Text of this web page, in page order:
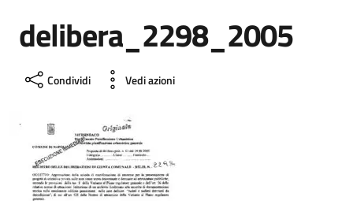
delibera_2298_2005
Condividi Vedi azioni